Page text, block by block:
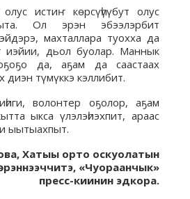
истиҥ көрсүһүүбут олус
Ол эрэн эбээлэрбит
махталлара туохха да
иэйии, дьол буолар. Маннык
да, аҕам да саастаах
түмүккэ кэллибит.
волонтер оҕолор, аҕам
ыкса үлэлэһиэхпит, араас
ыытыахпыт.
Хатыы орто оскуолатын
«Чуораанчык»
пресс-киинин эдкора.